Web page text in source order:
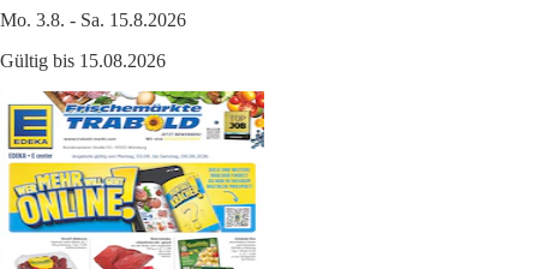
Mo. 3.8. - Sa. 15.8.2026
Gültig bis 15.08.2026